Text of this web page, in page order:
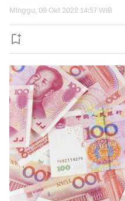
Minggu, 09 Okt 2022 14:57 WIB